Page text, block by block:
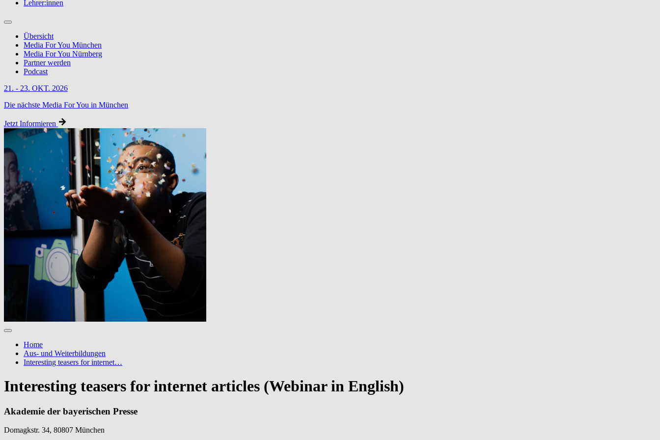
Lehrer:innen
Übersicht
Media For You München
Media For You Nürnberg
Partner werden
Podcast
21. - 23. OKT. 2026
Die nächste Media For You in München
Jetzt Informieren
Home
Aus- und Weiterbildungen
Interesting teasers for internet…
Interesting teasers for internet articles (Webinar in English)
Akademie der bayerischen Presse
Domagkstr. 34, 80807 München